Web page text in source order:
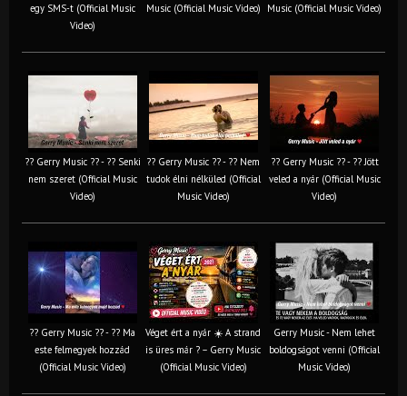
egy SMS-t (Official Music
Video)
Music (Official Music Video)
Music (Official Music Video)
?? Gerry Music ?? - ?? Senki
nem szeret (Official Music
Video)
?? Gerry Music ?? - ?? Nem
tudok élni nélküled (Official
Music Video)
?? Gerry Music ?? - ?? Jött
veled a nyár (Official Music
Video)
?? Gerry Music ?? - ?? Ma
este felmegyek hozzád
(Official Music Video)
Véget ért a nyár ☀️ A strand
is üres már ? – Gerry Music
(Official Music Video)
Gerry Music - Nem lehet
boldogságot venni (Official
Music Video)